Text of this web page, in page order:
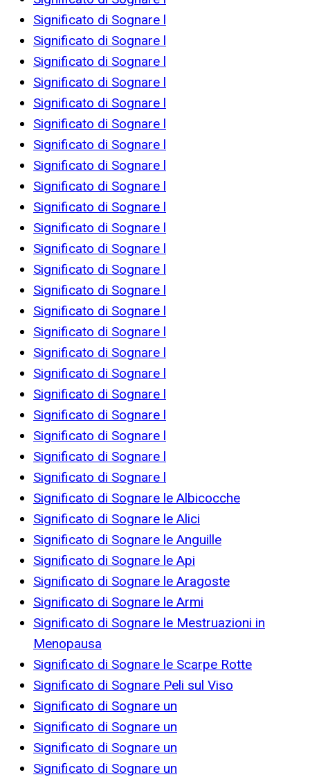
Significato di Sognare l
Significato di Sognare l
Significato di Sognare l
Significato di Sognare l
Significato di Sognare l
Significato di Sognare l
Significato di Sognare l
Significato di Sognare l
Significato di Sognare l
Significato di Sognare l
Significato di Sognare l
Significato di Sognare l
Significato di Sognare l
Significato di Sognare l
Significato di Sognare l
Significato di Sognare l
Significato di Sognare l
Significato di Sognare l
Significato di Sognare l
Significato di Sognare l
Significato di Sognare l
Significato di Sognare l
Significato di Sognare l
Significato di Sognare le Albicocche
Significato di Sognare le Alici
Significato di Sognare le Anguille
Significato di Sognare le Api
Significato di Sognare le Aragoste
Significato di Sognare le Armi
Significato di Sognare le Mestruazioni in
Menopausa
Significato di Sognare le Scarpe Rotte
Significato di Sognare Peli sul Viso
Significato di Sognare un
Significato di Sognare un
Significato di Sognare un
Significato di Sognare un